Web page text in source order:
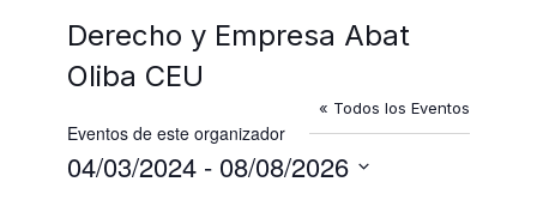
Derecho y Empresa Abat
Oliba CEU
« Todos los Eventos
Eventos de este organizador
04/03/2024 - 08/08/2026